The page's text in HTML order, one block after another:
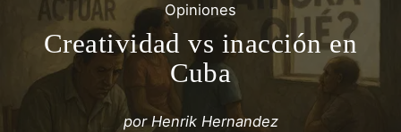
Opiniones
Creatividad vs inacción en
Cuba
por Henrik Hernandez